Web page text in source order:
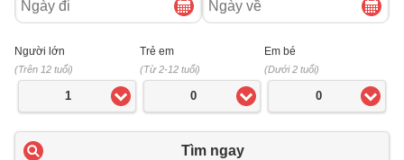
đi
về
Người lớn
(Trên 12 tuổi)
1
Trẻ em
(Từ 2-12 tuổi)
0
Em bé
(Dưới 2 tuổi)
0
Tìm ngay